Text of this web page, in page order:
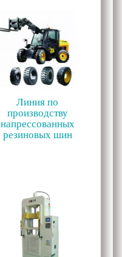
Линия по
производству
напрессованных
резиновых шин